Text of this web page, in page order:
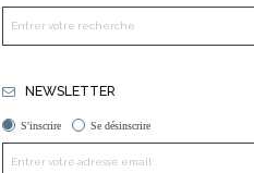
NEWSLETTER
S'inscrire Se désinscrire